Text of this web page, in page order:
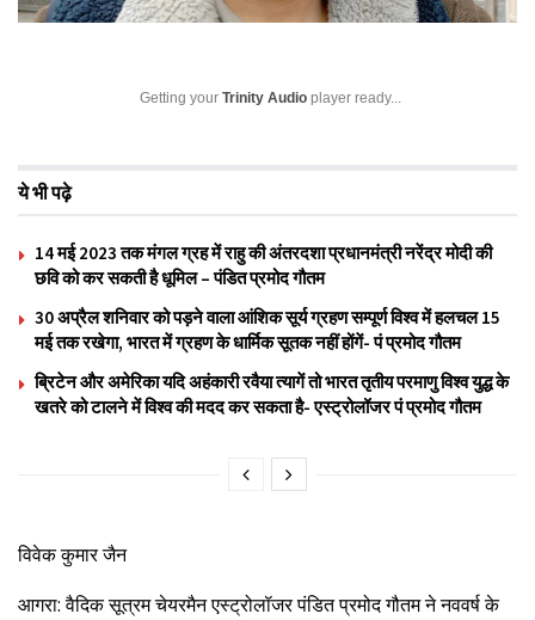
Getting your Trinity Audio player ready...
ये भी पढ़े
14 मई 2023 तक मंगल ग्रह में राहु की अंतरदशा प्रधानमंत्री नरेंद्र मोदी की
छवि को कर सकती है धूमिल – पंडित प्रमोद गौतम
30 अप्रैल शनिवार को पड़ने वाला आंशिक सूर्य ग्रहण सम्पूर्ण विश्व में हलचल 15
मई तक रखेगा, भारत में ग्रहण के धार्मिक सूतक नहीं होंगें- पं प्रमोद गौतम
ब्रिटेन और अमेरिका यदि अहंकारी रवैया त्यागें तो भारत तृतीय परमाणु विश्व युद्ध के
खतरे को टालने में विश्व की मदद कर सकता है- एस्ट्रोलॉजर पं प्रमोद गौतम
विवेक कुमार जैन
आगरा: वैदिक सूत्रम चेयरमैन एस्ट्रोलॉजर पंडित प्रमोद गौतम ने नववर्ष के